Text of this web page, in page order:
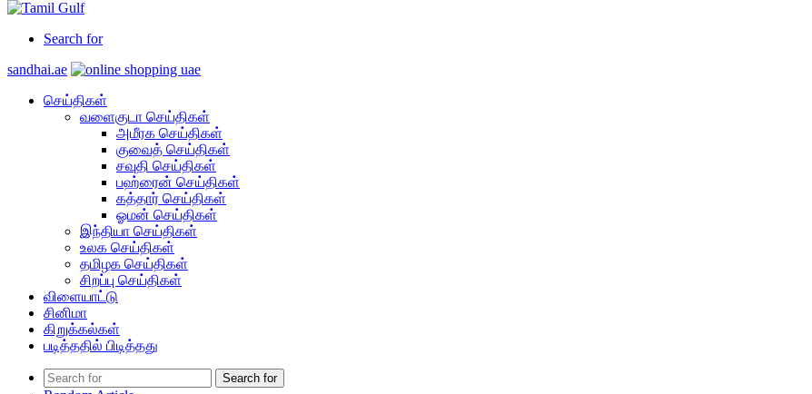
Search for
sandhai.ae
செய்திகள்
வளைகுடா செய்திகள்
அமீரக செய்திகள்
குவைத் செய்திகள்
சவுதி செய்திகள்
பஹ்ரைன் செய்திகள்
கத்தார் செய்திகள்
ஓமன் செய்திகள்
இந்தியா செய்திகள்
உலக செய்திகள்
தமிழக செய்திகள்
சிறப்பு செய்திகள்
விளையாட்டு
சினிமா
கிறுக்கல்கள்
படித்ததில் பிடித்தது
Search for